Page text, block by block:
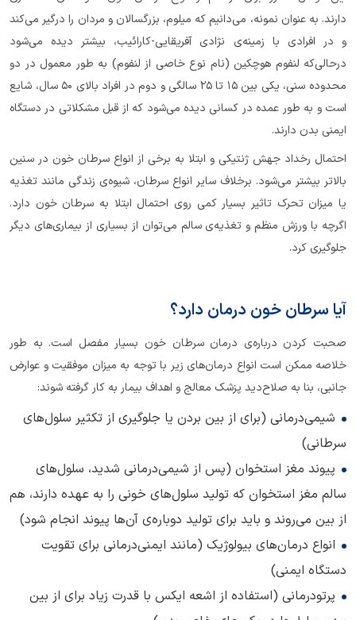
دارند. به‌ عنوان نمونه، می‌دانیم که میلوم، بزرگسالان و مردان را درگیر می‌کند
و در افرادی با زمینه‌ی نژادی آفریقایی-کارائیب، بیشتر دیده می‌شود
در‌حالی‌که لنفوم هوچکین (نام نوع خاصی از لنفوم) به‌ طور معمول در دو
محدوده سنی، یکی بین 15 تا 25 سالگی و دوم در افراد بالای 50 سال، شایع
است و به‌ طور عمده در کسانی دیده می‌شود که از قبل مشکلاتی در دستگاه
ایمنی بدن دارند.
احتمال رخداد جهش ژنتیکی و ابتلا به برخی از انواع سرطان خون در سنین
بالاتر بیشتر می‌شود. برخلاف سایر انواع سرطان، شیوه‌ی زندگی مانند تغذیه
یا میزان تحرک تاثیر بسیار کمی روی احتمال ابتلا به سرطان خون دارد.
اگرچه با ورزش منظم و تغذیه‌ی سالم می‌‌توان از بسیاری از بیماری‌های دیگر
جلوگیری کرد.
آیا سرطان خون درمان دارد؟
صحبت کردن درباره‌ی درمان سرطان خون بسیار مفصل است. به طور
خلاصه ممکن است انواع درمان‌های زیر با‌ توجه به میزان موفقیت و عوارض
جانبی، بنا به صلاح‌دید پزشک معالج و اهداف بیمار به‌ کار گرفته شوند:
شیمی‌درمانی (برای از بین بردن یا جلوگیری از تکثیر سلول‌های
سرطانی)
پیوند مغز استخوان (پس از شیمی‌درمانی شدید، سلول‌های
سالم مغز استخوان که تولید سلول‌های خونی را به‌ عهده دارند، هم
از بین می‌روند و باید برای تولید دوباره‌‌ی آن‌ها پیوند انجام شود)
انواع درمان‌های بیولوژیک (مانند ایمنی‌درمانی برای تقویت
دستگاه ایمنی)
پرتودرمانی (استفاده از اشعه ایکس با قدرت زیاد برای از بین